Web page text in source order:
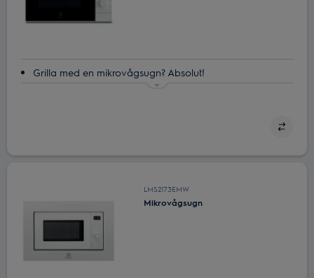
Grilla med en mikrovågsugn? Absolut!
Grillfunktion som låter dig njuta av god smak och textur
LMS2173EMW
Mikrovågsugn